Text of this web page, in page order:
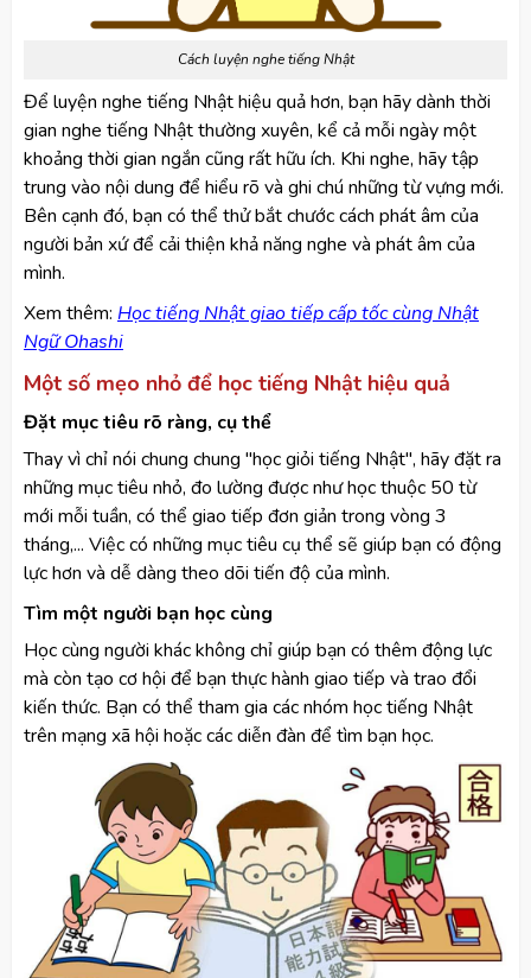
Cách luyện nghe tiếng Nhật
Để luyện nghe tiếng Nhật hiệu quả hơn, bạn hãy dành thời
gian nghe tiếng Nhật thường xuyên, kể cả mỗi ngày một
khoảng thời gian ngắn cũng rất hữu ích. Khi nghe, hãy tập
trung vào nội dung để hiểu rõ và ghi chú những từ vựng mới.
Bên cạnh đó, bạn có thể thử bắt chước cách phát âm của
người bản xứ để cải thiện khả năng nghe và phát âm của
mình.
Xem thêm: Học tiếng Nhật giao tiếp cấp tốc cùng Nhật
Ngữ Ohashi
Một số mẹo nhỏ để học tiếng Nhật hiệu quả
Đặt mục tiêu rõ ràng, cụ thể
Thay vì chỉ nói chung chung "học giỏi tiếng Nhật", hãy đặt ra
những mục tiêu nhỏ, đo lường được như học thuộc 50 từ
mới mỗi tuần, có thể giao tiếp đơn giản trong vòng 3
tháng,... Việc có những mục tiêu cụ thể sẽ giúp bạn có động
lực hơn và dễ dàng theo dõi tiến độ của mình.
Tìm một người bạn học cùng
Học cùng người khác không chỉ giúp bạn có thêm động lực
mà còn tạo cơ hội để bạn thực hành giao tiếp và trao đổi
kiến thức. Bạn có thể tham gia các nhóm học tiếng Nhật
trên mạng xã hội hoặc các diễn đàn để tìm bạn học.